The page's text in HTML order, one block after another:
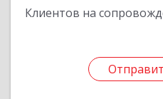
Клиентов на